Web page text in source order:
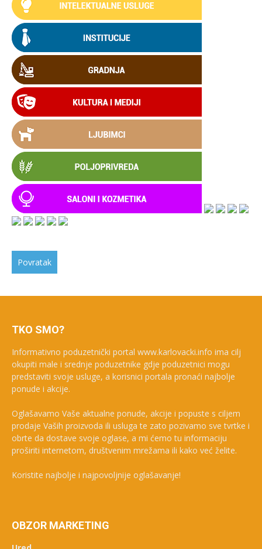
TKO SMO?
Informativno poduzetnički portal www.karlovacki.info ima cilj
okupiti male i srednje poduzetnike gdje poduzetnici mogu
predstaviti svoje usluge, a korisnici portala pronaći najbolje
ponude i akcije.
Oglašavamo Vaše aktualne ponude, akcije i popuste s ciljem
prodaje Vaših proizvoda ili usluga te zato pozivamo sve tvrtke i
obrte da dostave svoje oglase, a mi ćemo tu informaciju
proširiti internetom, društvenim mrežama ili kako već želite.
Koristite najbolje i najpovoljnije oglašavanje!
OBZOR MARKETING